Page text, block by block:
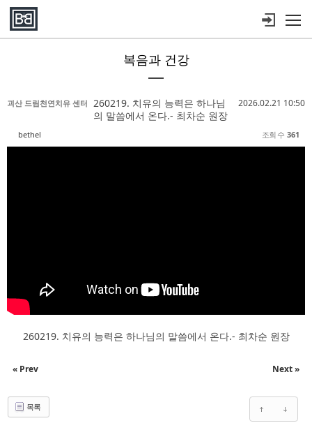
복음과 건강
괴산 드림천연치유 센터 2026.02.21 10:50
260219. 치유의 능력은 하나님
의 말씀에서 온다.- 최차순 원장
bethel 조회 수 361
260219. 치유의 능력은 하나님의 말씀에서 온다.- 최차순 원장
« Prev Next »
목록
Sketchbook5, 스케치북5
Sketchbook5, 스케치북5
Sketchbook5, 스케치북5
Sketchbook5, 스케치북5